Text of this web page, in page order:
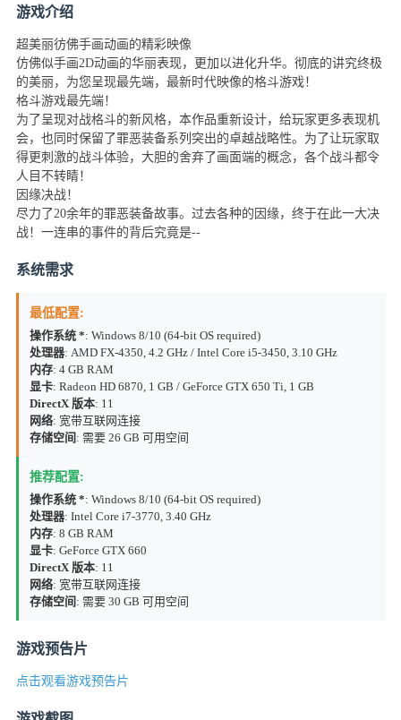
游戏介绍
超美丽彷佛手画动画的精彩映像
仿佛似手画2D动画的华丽表现，更加以进化升华。彻底的讲究终极
的美丽，为您呈现最先端，最新时代映像的格斗游戏！
格斗游戏最先端！
为了呈现对战格斗的新风格，本作品重新设计，给玩家更多表现机
会，也同时保留了罪恶装备系列突出的卓越战略性。为了让玩家取
得更刺激的战斗体验，大胆的舍弃了画面端的概念，各个战斗都令
人目不转睛！
因缘决战！
尽力了20余年的罪恶装备故事。过去各种的因缘，终于在此一大决
战！一连串的事件的背后究竟是--
系统需求
最低配置:
操作系统 *: Windows 8/10 (64-bit OS required)
处理器: AMD FX-4350, 4.2 GHz / Intel Core i5-3450, 3.10 GHz
内存: 4 GB RAM
显卡: Radeon HD 6870, 1 GB / GeForce GTX 650 Ti, 1 GB
DirectX 版本: 11
网络: 宽带互联网连接
存储空间: 需要 26 GB 可用空间
推荐配置:
操作系统 *: Windows 8/10 (64-bit OS required)
处理器: Intel Core i7-3770, 3.40 GHz
内存: 8 GB RAM
显卡: GeForce GTX 660
DirectX 版本: 11
网络: 宽带互联网连接
存储空间: 需要 30 GB 可用空间
游戏预告片
点击观看游戏预告片